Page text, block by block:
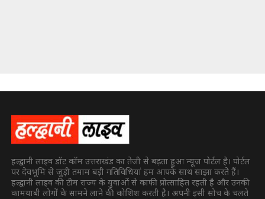
हल्द्वानी लाइव डॉट कॉम उत्तराखंड का तेजी से बढ़ता हुआ न्यूज पोर्टल है। पोर्टल
पर देवभूमि से जुड़ी तमाम बड़ी गतिविधियां हम आपके साथ साझा करते हैं।
हल्द्वानी लाइव की टीम राज्य के युवाओं से काफी प्रोत्साहित रहती है और उनकी
कामयाबी लोगों के सामने लाने की कोशिश करती है। अपनी इसी सोच के चलते